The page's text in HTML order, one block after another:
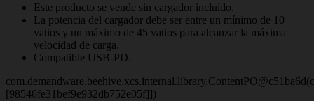
Este producto se vende sin cargador incluido.
La potencia del cargador debe ser entre un mínimo de 10
vatios y un máximo de 45 vatios para alcanzar la máxima
velocidad de carga.
Compatible USB-PD.
[98546fe31bef9e932db752e05f]])